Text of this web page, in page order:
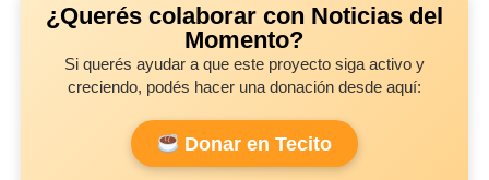
¿Querés colaborar con Noticias del
Momento?
Si querés ayudar a que este proyecto siga activo y
creciendo, podés hacer una donación desde aquí:
Donar en Tecito